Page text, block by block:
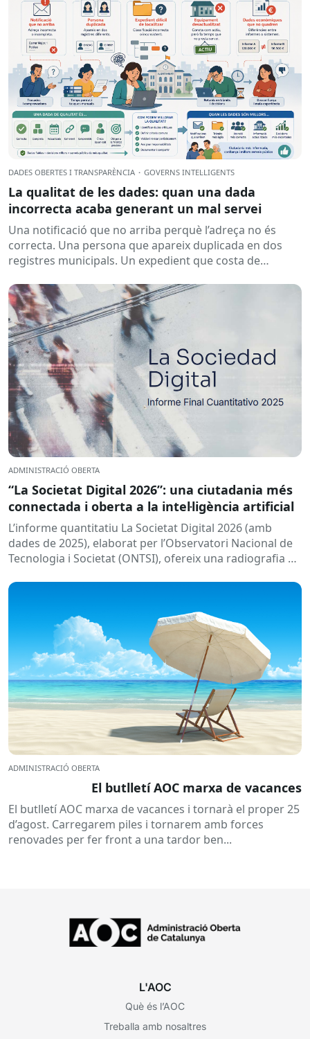
DADES OBERTES I TRANSPARÈNCIA · GOVERNS INTEL·LIGENTS
La qualitat de les dades: quan una dada
incorrecta acaba generant un mal servei
Una notificació que no arriba perquè l’adreça no és
correcta. Una persona que apareix duplicada en dos
registres municipals. Un expedient que costa de
ADMINISTRACIÓ OBERTA
“La Societat Digital 2026”: una ciutadania més
connectada i oberta a la intel·ligència artificial
L’informe quantitatiu La Societat Digital 2026 (amb
dades de 2025), elaborat per l’Observatori Nacional de
Tecnologia i Societat (ONTSI), ofereix una radiografia de
ADMINISTRACIÓ OBERTA
El butlletí AOC marxa de vacances
El butlletí AOC marxa de vacances i tornarà el proper 25
d’agost. Carregarem piles i tornarem amb forces
renovades per fer front a una tardor ben...
L'AOC
Què és l’AOC
Treballa amb nosaltres